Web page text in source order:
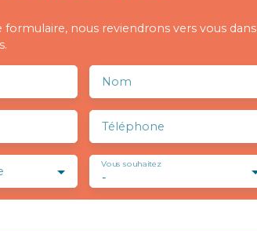
nous reviendrons vers vous dans
Nom
Téléphone
-
Vous souhaitez